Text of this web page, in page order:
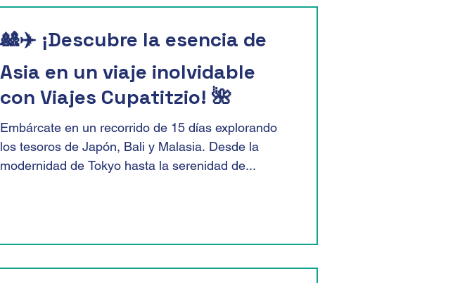
🎎✈️ ¡Descubre la esencia de
Asia en un viaje inolvidable
con Viajes Cupatitzio! 🌺
Embárcate en un recorrido de 15 días explorando
los tesoros de Japón, Bali y Malasia. Desde la
modernidad de Tokyo hasta la serenidad de...